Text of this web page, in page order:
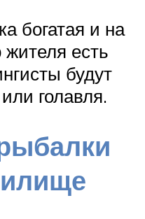
богатая и на
жителя есть
будут
голавля.